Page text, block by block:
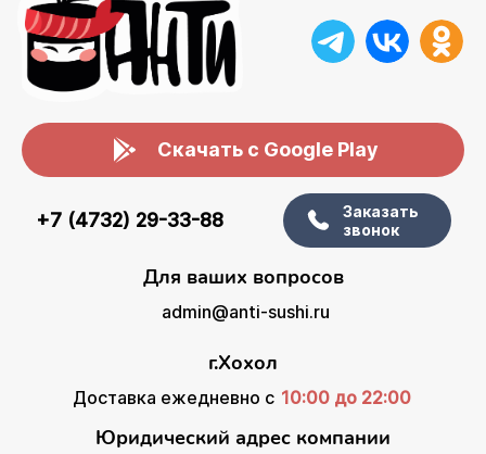
Скачать с Google Play
+7 (4732) 29-33-88
Заказать
звонок
Для ваших вопросов
admin@anti-sushi.ru
г.Хохол
Доставка ежедневно с 10:00 до 22:00
Юридический адрес компании